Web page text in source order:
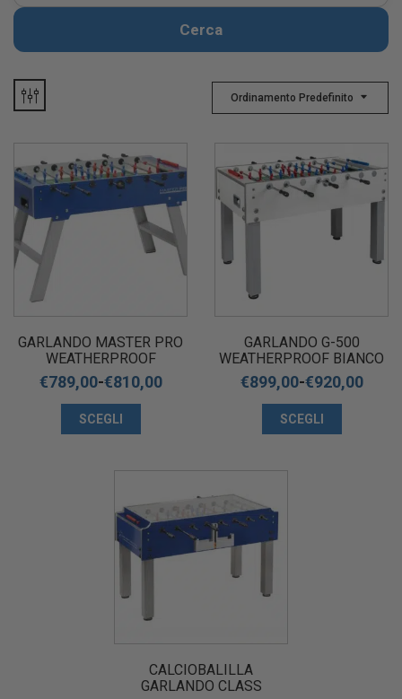
Cerca
Ordinamento Predefinito
GARLANDO MASTER PRO
WEATHERPROOF
CALCIOBALILLA DA
ESTERNO
€789,00-€810,00
SCEGLI
GARLANDO G-500
WEATHERPROOF BIANCO
O BLU
€899,00-€920,00
SCEGLI
CALCIOBALILLA
GARLANDO CLASS